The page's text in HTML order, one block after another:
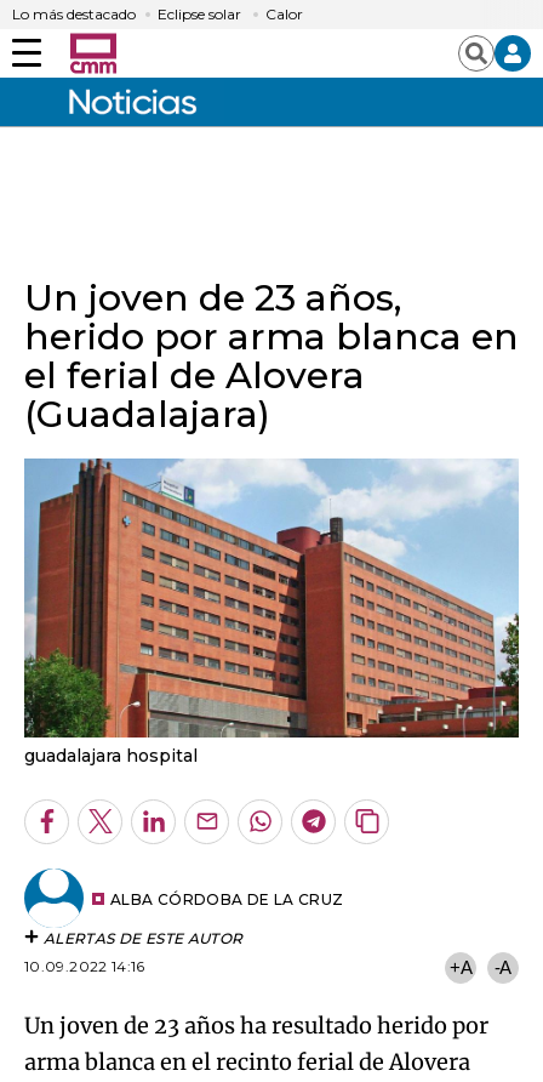
Lo más destacado Eclipse solar Calor
Menú Buscar
Un joven de 23 años,
herido por arma blanca en
el ferial de Alovera
(Guadalajara)
guadalajara hospital
Facebook
TwitterLinkedInEnviarWhatsapp
Telegram
Copiar
ALBA CÓRDOBA DE LA CRUZ
ALERTAS DE ESTE AUTOR
10.09.2022 14:16
+A -A
Un joven de 23 años ha resultado herido por
arma blanca en el recinto ferial de Alovera